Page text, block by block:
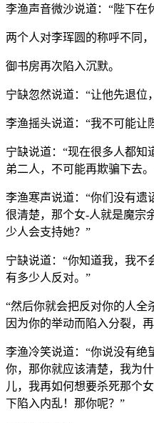
李渔声音微沙说道：“陛下在
两个人对李珲圆的称呼不同
御书房再次陷入沉默。
宁缺忽然说道：“让他先退位
李渔摇头说道：“我不可能让
宁缺说道：“现在很多人都知
弟二人，不可能再欺骗下去
李渔寒声说道：“你们没有遗
很清楚，那个女-人就是魔宗
少人会支持她？”
宁缺说道：“你知道我，我不
有多少人反对。”
“然后你就会把反对你的人全
因为你的举动而陷入分裂，
李渔冷笑说道：“你说没有绝
你，那你就应该清楚，我为
儿，我再如何想要杀死那个
下陷入内乱！那你呢？”